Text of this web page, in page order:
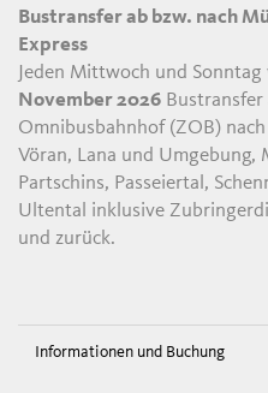
Bustransfer ab bzw. nach
Express
Jeden Mittwoch und
November 2026
Omnibusbahnhof (ZOB)
Vöran, Lana und Umgebung,
Partschins, Passeiertal,
Ultental inklusive
und zurück.